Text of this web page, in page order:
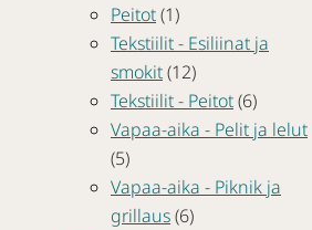
Peitot(1)
Tekstiilit - Esiliinat ja
smokit(12)
Tekstiilit - Peitot(6)
Vapaa-aika - Pelit ja lelut
(5)
Vapaa-aika - Piknik ja
grillaus(6)